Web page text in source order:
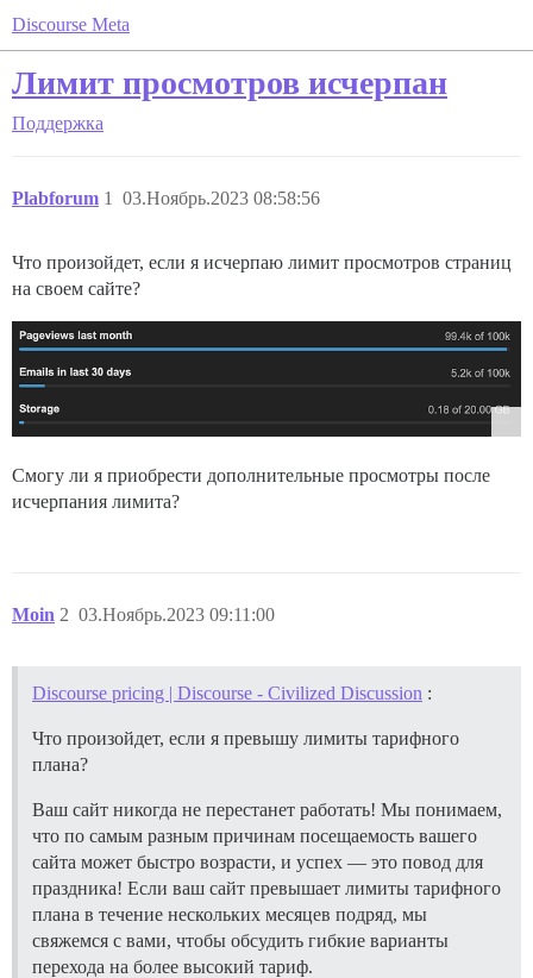
Discourse Meta
Лимит просмотров исчерпан
Поддержка
Plabforum 03.Ноябрь.2023 08:58:56
1
Что произойдет, если я исчерпаю лимит просмотров страниц
на своем сайте?
Смогу ли я приобрести дополнительные просмотры после
исчерпания лимита?
Moin 03.Ноябрь.2023 09:11:00
2
Discourse pricing | Discourse - Civilized Discussion :
Что произойдет, если я превышу лимиты тарифного
плана?
Ваш сайт никогда не перестанет работать! Мы понимаем,
что по самым разным причинам посещаемость вашего
сайта может быстро возрасти, и успех — это повод для
праздника! Если ваш сайт превышает лимиты тарифного
плана в течение нескольких месяцев подряд, мы
свяжемся с вами, чтобы обсудить гибкие варианты
перехода на более высокий тариф.